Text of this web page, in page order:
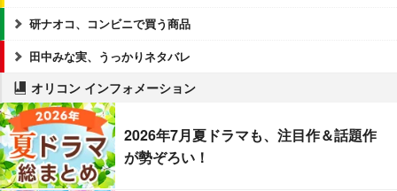
研ナオコ、コンビニで買う商品
田中みな実、うっかりネタバレ
オリコン インフォメーション
2026年7月夏ドラマも、注目作＆話題作
が勢ぞろい！